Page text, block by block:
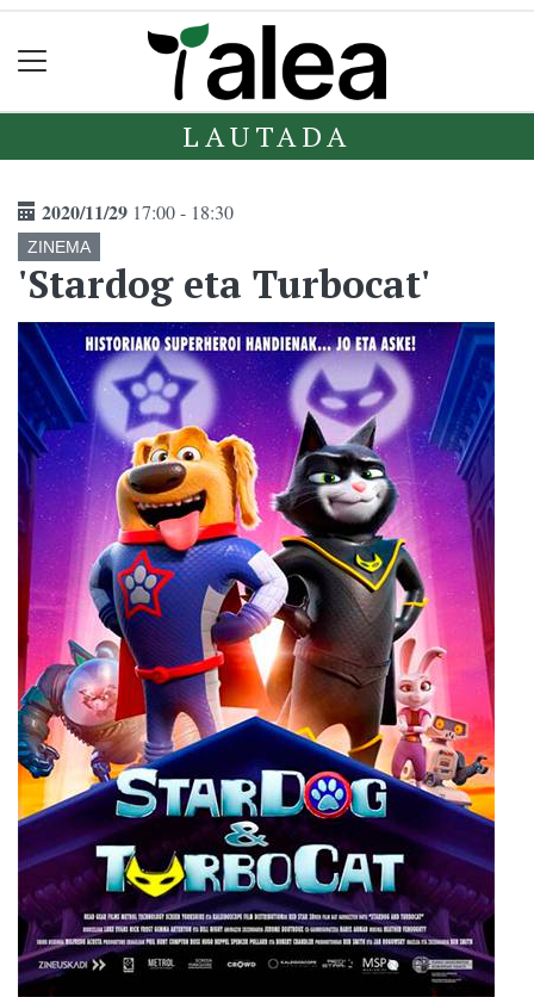
LAUTADA
2020/11/29 17:00 - 18:30
ZINEMA
'Stardog eta Turbocat'